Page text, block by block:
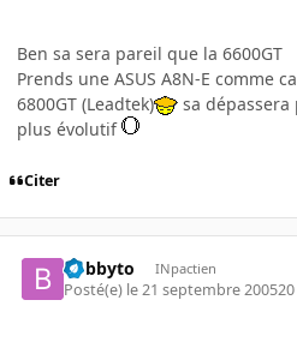
Ben sa sera pareil que la 6600GT
Prends une ASUS A8N-E comme
6800GT (Leadtek)
sa dépassera
plus évolutif
Citer
bobbyto INpactien
Posté(e) le 21 septembre 200520